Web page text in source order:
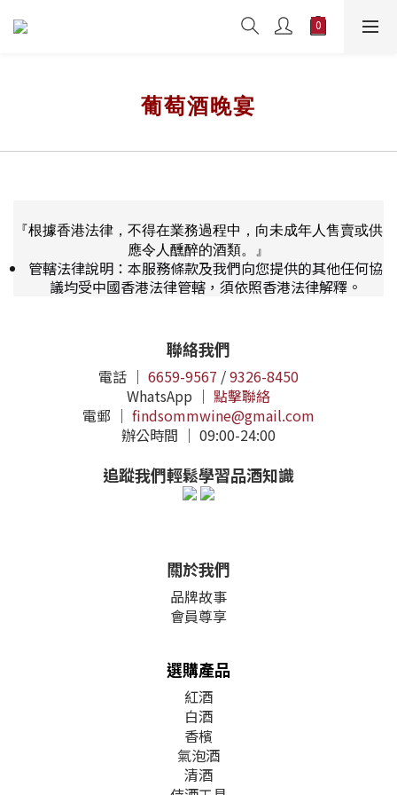
葡萄酒晚宴
『根據香港法律，不得在業務過程中，向未成年人售賣或供
應令人醺醉的酒類。』
管轄法律說明：本服務條款及我們向您提供的其他任何協
議均受中國香港法律管轄，須依照香港法律解釋。
聯絡我們
電話 ｜ 6659-9567 /9326-8450
WhatsApp ｜ 點擊聯絡
電郵 ｜ findsommwine@gmail.com
辦公時間 ｜ 09:00-24:00
追蹤我們輕鬆學習品酒知識
關於我們
品牌故事
會員尊享
選購產品
紅酒
白酒
香檳
氣泡酒
清酒